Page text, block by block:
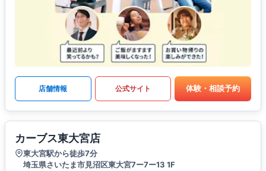
店舗情報 公式サイト 体験・相談予約
カーブス東大宮店
東大宮駅から徒歩7分
埼玉県さいたま市見沼区東大宮7ー7ー13 1F